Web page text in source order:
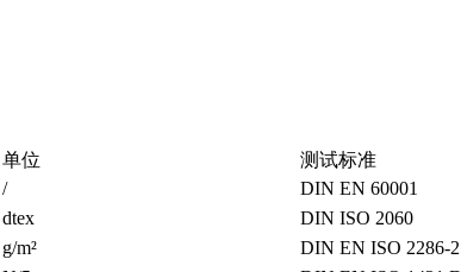
单位
测试标准
/
DIN EN 60001
dtex
DIN ISO 2060
g/m²
DIN EN ISO 2286-2